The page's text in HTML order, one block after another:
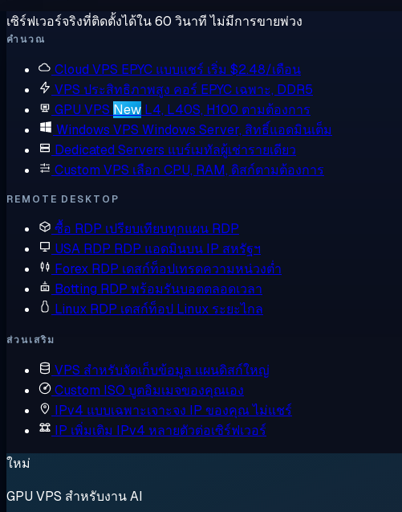
เซิร์ฟเวอร์จริงที่ติดตั้งได้ใน 60 วินาที ไม่มีการขายพ่วง
คำนวณ
Cloud VPS EPYC แบบแชร์ เริ่ม $2.48/เดือน
VPS ประสิทธิภาพสูง คอร์ EPYC เฉพาะ, DDR5
GPU VPS New L4, L40S, H100 ตามต้องการ
Windows VPS Windows Server, สิทธิ์แอดมินเต็ม
Dedicated Servers แบร์เมทัลผู้เช่ารายเดียว
Custom VPS เลือก CPU, RAM, ดิสก์ตามต้องการ
REMOTE DESKTOP
ซื้อ RDP เปรียบเทียบทุกแผน RDP
USA RDP RDP แอดมินบน IP สหรัฐฯ
Forex RDP เดสก์ท็อปเทรดความหน่วงต่ำ
Botting RDP พร้อมรันบอตตลอดเวลา
Linux RDP เดสก์ท็อป Linux ระยะไกล
ส่วนเสริม
VPS สำหรับจัดเก็บข้อมูล แผนดิสก์ใหญ่
Custom ISO บูตอิมเมจของคุณเอง
IPv4 แบบเฉพาะเจาะจง IP ของคุณ ไม่แชร์
IP เพิ่มเติม IPv4 หลายตัวต่อเซิร์ฟเวอร์
ใหม่
GPU VPS สำหรับงาน AI